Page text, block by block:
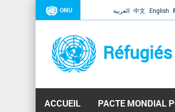
ONU العربية 中文 English
ACCUEIL PACTE MONDIAL